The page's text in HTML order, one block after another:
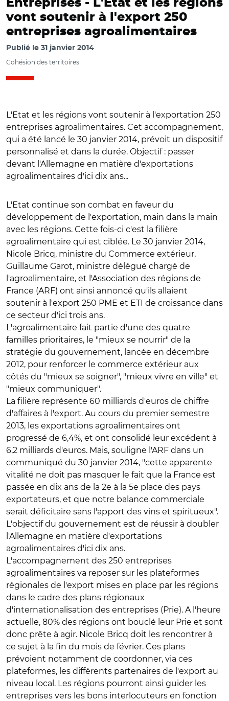
Entreprises - L'Etat et les régions
vont soutenir à l'export 250
entreprises agroalimentaires
Publié le 31 janvier 2014
Cohésion des territoires
L'Etat et les régions vont soutenir à l'exportation 250
entreprises agroalimentaires. Cet accompagnement,
qui a été lancé le 30 janvier 2014, prévoit un dispositif
personnalisé et dans la durée. Objectif : passer
devant l'Allemagne en matière d'exportations
agroalimentaires d'ici dix ans...
L'Etat continue son combat en faveur du
développement de l'exportation, main dans la main
avec les régions. Cette fois-ci c'est la filière
agroalimentaire qui est ciblée. Le 30 janvier 2014,
Nicole Bricq, ministre du Commerce extérieur,
Guillaume Garot, ministre délégué chargé de
l'agroalimentaire, et l'Association des régions de
France (ARF) ont ainsi annoncé qu'ils allaient
soutenir à l'export 250 PME et ETI de croissance dans
ce secteur d'ici trois ans.
L'agroalimentaire fait partie d'une des quatre
familles prioritaires, le "mieux se nourrir" de la
stratégie du gouvernement, lancée en décembre
2012, pour renforcer le commerce extérieur aux
côtés du "mieux se soigner", "mieux vivre en ville" et
"mieux communiquer".
La filière représente 60 milliards d'euros de chiffre
d'affaires à l'export. Au cours du premier semestre
2013, les exportations agroalimentaires ont
progressé de 6,4%, et ont consolidé leur excédent à
6,2 milliards d'euros. Mais, souligne l'ARF dans un
communiqué du 30 janvier 2014, "cette apparente
vitalité ne doit pas masquer le fait que la France est
passée en dix ans de la 2e à la 5e place des pays
exportateurs, et que notre balance commerciale
serait déficitaire sans l'apport des vins et spiritueux".
L'objectif du gouvernement est de réussir à doubler
l'Allemagne en matière d'exportations
agroalimentaires d'ici dix ans.
L'accompagnement des 250 entreprises
agroalimentaires va reposer sur les plateformes
régionales de l'export mises en place par les régions
dans le cadre des plans régionaux
d'internationalisation des entreprises (Prie). A l'heure
actuelle, 80% des régions ont bouclé leur Prie et sont
donc prête à agir. Nicole Bricq doit les rencontrer à
ce sujet à la fin du mois de février. Ces plans
prévoient notamment de coordonner, via ces
plateformes, les différents partenaires de l'export au
niveau local. Les régions pourront ainsi guider les
entreprises vers les bons interlocuteurs en fonction